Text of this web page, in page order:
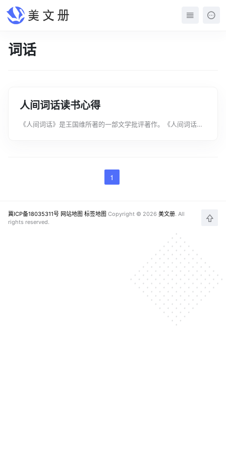
词话
人间词话读书心得
《人间词话》是王国维所著的一部文学批评著作。《人间词话》
1
冀ICP备18035311号 网站地图 标签地图 Copyright © 2026 美文册. All
rights reserved.